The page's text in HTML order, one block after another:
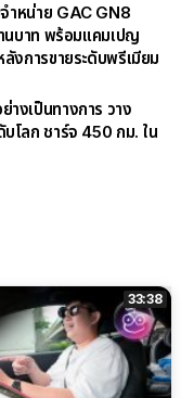
ำหน่าย GAC GN8
นบาท พร้อมแคมเปญ
งการขายระดับพรีเมียม
างเป็นทางการ วาง
โลก ชาร์จ 450 กม. ใน
33:38